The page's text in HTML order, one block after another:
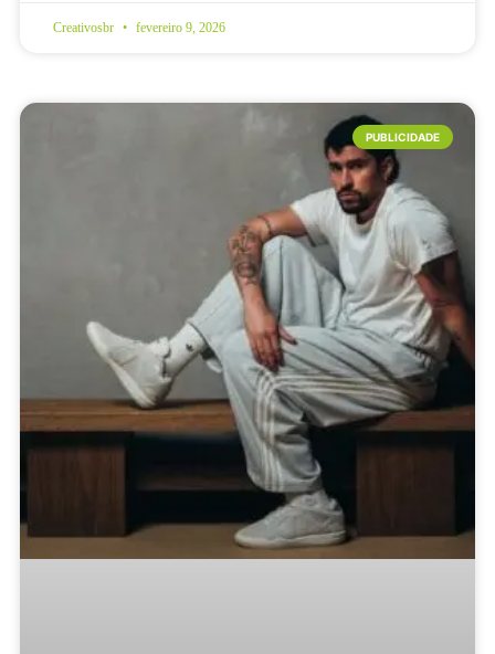
Creativosbr fevereiro 9, 2026
PUBLICIDADE